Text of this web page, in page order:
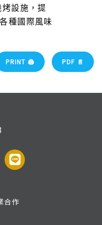
設施，提
種國際風味
PRINT 🖨 PDF 📄
合作